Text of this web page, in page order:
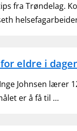
fra Trøndelag.
eldre i
Johnsen lærer
er å få til …